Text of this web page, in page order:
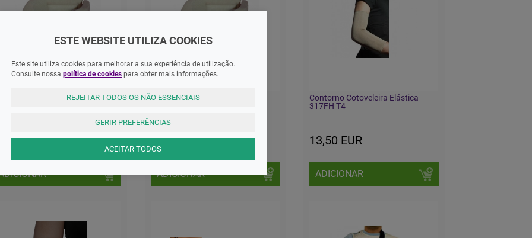
Colar Coleira Cervical
L C5
EUR
Contorno Colar Coleira Cervical
14,45 EUR
ADICIONAR
Contorno Cotoveleira Elástica
317FH T4
13,50 EUR
ADICIONAR
ESTE WEBSITE UTILIZA COOKIES
Este site utiliza cookies para melhorar a sua experiência de utilização.
Consulte nossa política de cookies para obter mais informações.
REJEITAR TODOS OS NÃO ESSENCIAIS
GERIR PREFERÊNCIAS
ACEITAR TODOS